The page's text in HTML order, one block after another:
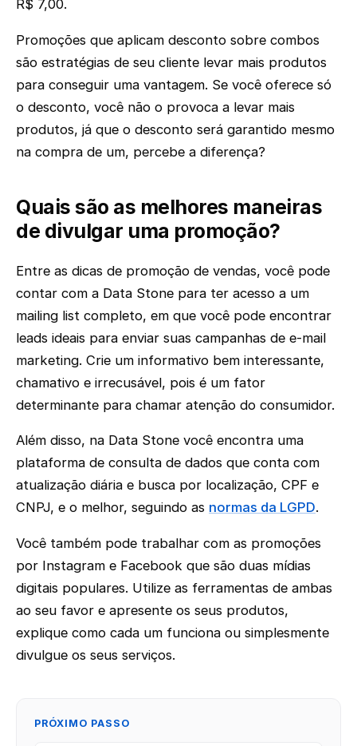
R$ 7,00.
Promoções que aplicam desconto sobre combos
são estratégias de seu cliente levar mais produtos
para conseguir uma vantagem. Se você oferece só
o desconto, você não o provoca a levar mais
produtos, já que o desconto será garantido mesmo
na compra de um, percebe a diferença?
Quais são as melhores maneiras
de divulgar uma promoção?
Entre as dicas de promoção de vendas, você pode
contar com a Data Stone para ter acesso a um
mailing list completo, em que você pode encontrar
leads ideais para enviar suas campanhas de e-mail
marketing. Crie um informativo bem interessante,
chamativo e irrecusável, pois é um fator
determinante para chamar atenção do consumidor.
Além disso, na Data Stone você encontra uma
plataforma de consulta de dados que conta com
atualização diária e busca por localização, CPF e
CNPJ, e o melhor, seguindo as normas da LGPD.
Você também pode trabalhar com as promoções
por Instagram e Facebook que são duas mídias
digitais populares. Utilize as ferramentas de ambas
ao seu favor e apresente os seus produtos,
explique como cada um funciona ou simplesmente
divulgue os seus serviços.
PRÓXIMO PASSO